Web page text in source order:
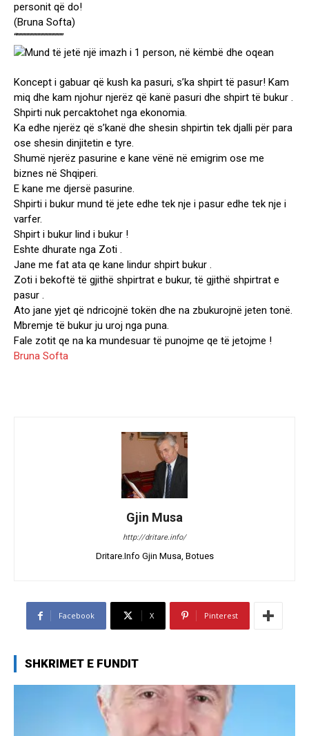
personit që do!
(Bruna Softa)
“”””””””””””””””””
Koncept i gabuar që kush ka pasuri, s’ka shpirt të pasur! Kam
miq dhe kam njohur njerëz që kanë pasuri dhe shpirt të bukur .
Shpirti nuk percaktohet nga ekonomia.
Ka edhe njerëz që s’kanë dhe shesin shpirtin tek djalli për para
ose shesin dinjitetin e tyre.
Shumë njerëz pasurine e kane vënë në emigrim ose me
biznes në Shqiperi.
E kane me djersë pasurine.
Shpirti i bukur mund të jete edhe tek nje i pasur edhe tek nje i
varfer.
Shpirt i bukur lind i bukur !
Eshte dhurate nga Zoti .
Jane me fat ata qe kane lindur shpirt bukur .
Zoti i bekoftë të gjithë shpirtrat e bukur, të gjithë shpirtrat e
pasur .
Ato jane yjet që ndricojnë tokën dhe na zbukurojnë jeten tonë.
Mbremje të bukur ju uroj nga puna.
Fale zotit qe na ka mundesuar të punojme qe të jetojme !
Bruna Softa
Gjin Musa
http://dritare.info/
Dritare.Info Gjin Musa, Botues
Facebook X Pinterest
SHKRIMET E FUNDIT